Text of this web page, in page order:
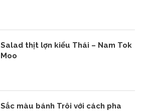
Salad thịt lợn kiểu Thái – Nam Tok
Moo
Sắc màu bánh Trôi với cách pha